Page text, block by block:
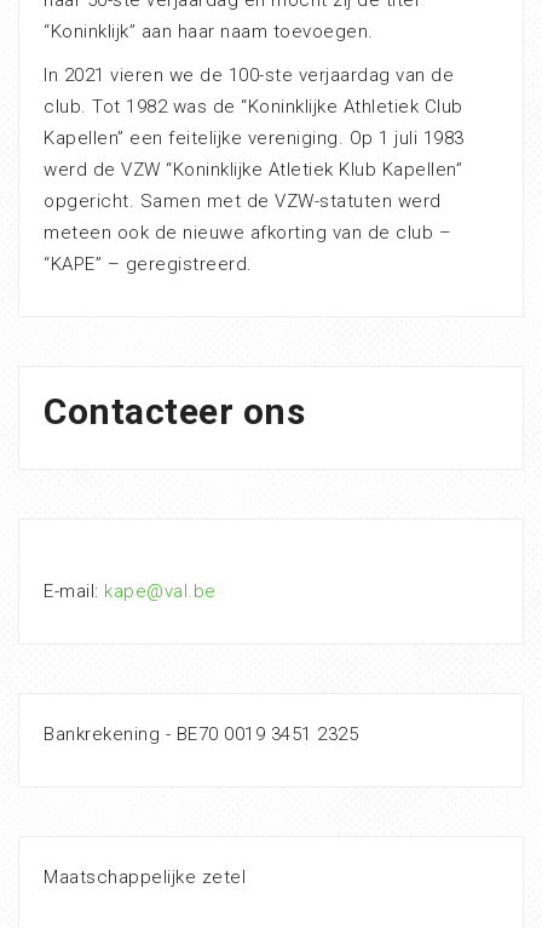
“Koninklijk” aan haar naam toevoegen.
In 2021 vieren we de 100-ste verjaardag van de
club. Tot 1982 was de “Koninklijke Athletiek Club
Kapellen” een feitelijke vereniging. Op 1 juli 1983
werd de VZW “Koninklijke Atletiek Klub Kapellen”
opgericht. Samen met de VZW-statuten werd
meteen ook de nieuwe afkorting van de club –
“KAPE” – geregistreerd.
Contacteer ons
E-mail: kape@val.be
Bankrekening - BE70 0019 3451 2325
Maatschappelijke zetel